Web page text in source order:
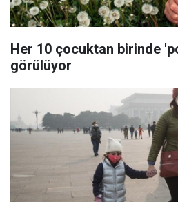
Her 10 çocuktan birinde
görülüyor